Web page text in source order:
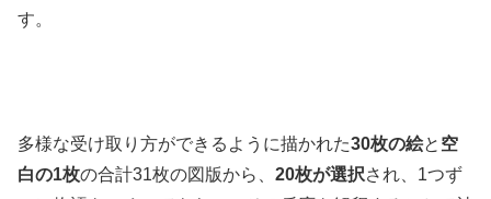
す。
多様な受け取り方ができるように描かれた30枚の絵と 空
白の1枚の合計31枚の図版から、 20枚が選択され、1つず